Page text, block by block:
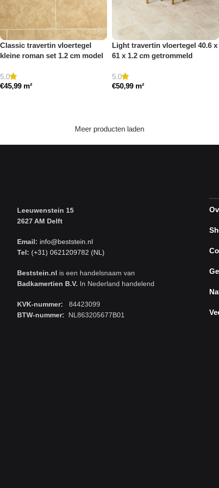
Classic travertin vloertegel
kleine roman set 1.2 cm model
5.0
€45,99 m²
Light travertin vloertegel 40.6 x
61 x 1.2 cm getrommeld
5.0
€50,99 m²
Meer producten laden
Leeuwenstein 15
2627 AM Delft
Email: info@beststein.nl
Tel: (+31) 0621209782 (NL)
Beststein.nl is een handelsnaam van
Badkamertien B.V. In Nederland handelend
KVK-nummer: 84423099
BTW-nummer: NL863205677B01